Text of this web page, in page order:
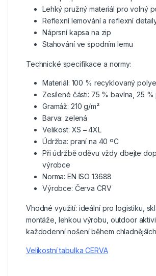
Lehký pružný materiál pro volný
Reflexní lemování a reflexní
Náprsní kapsa na zip
Stahování ve spodním lemu
Technické specifikace a normy:
Materiál: 100 % recyklovaný
Zesílené části: 75 % bavlna, 25
Gramáž: 210 g/m²
Barva: zelená
Velikost: XS–4XL
Údržba: praní na 40 ºC
Při údržbě oděvu vždy dbejte
výrobce
Norma: EN ISO 13688
Výrobce: Červa CRV
Vhodné využití: ideální pro logistiku,
montáže, lehkou výrobu, outdoor
každodenní nošení během
Velikostní tabulka CERVA